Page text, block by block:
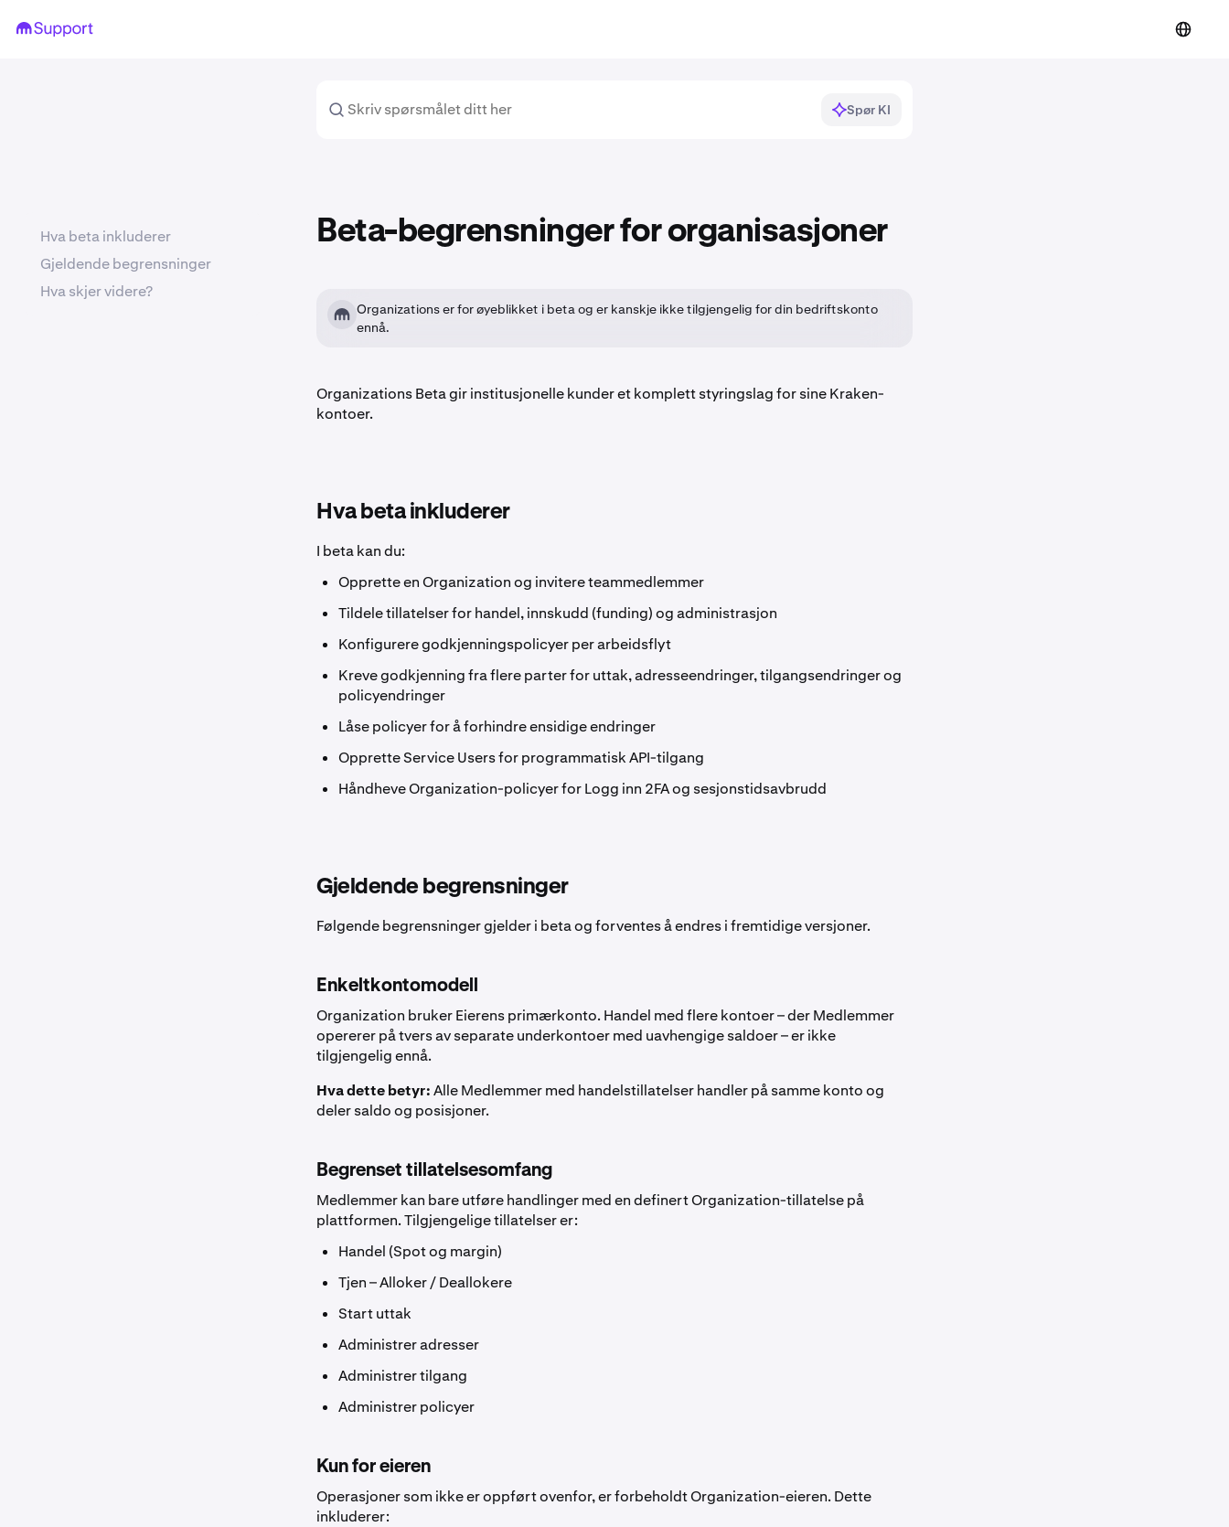
Spør KI
Beta-begrensninger for organisasjoner
Organizations er for øyeblikket i beta og er kanskje ikke tilgjengelig for din bedriftskonto
ennå.
Organizations Beta gir institusjonelle kunder et komplett styringslag for sine Kraken-
kontoer.
Hva beta inkluderer
I beta kan du:
Opprette en Organization og invitere teammedlemmer
Tildele tillatelser for handel, innskudd (funding) og administrasjon
Konfigurere godkjenningspolicyer per arbeidsflyt
Kreve godkjenning fra flere parter for uttak, adresseendringer, tilgangsendringer og
policyendringer
Låse policyer for å forhindre ensidige endringer
Opprette Service Users for programmatisk API-tilgang
Håndheve Organization-policyer for Logg inn 2FA og sesjonstidsavbrudd
Gjeldende begrensninger
Følgende begrensninger gjelder i beta og forventes å endres i fremtidige versjoner.
Enkeltkontomodell
Organization bruker Eierens primærkonto. Handel med flere kontoer – der Medlemmer
opererer på tvers av separate underkontoer med uavhengige saldoer – er ikke
tilgjengelig ennå.
Hva dette betyr:Alle Medlemmer med handelstillatelser handler på samme konto og
deler saldo og posisjoner.
Begrenset tillatelsesomfang
Medlemmer kan bare utføre handlinger med en definert Organization-tillatelse på
plattformen. Tilgjengelige tillatelser er:
Handel (Spot og margin)
Tjen – Alloker / Deallokere
Start uttak
Administrer adresser
Administrer tilgang
Administrer policyer
Kun for eieren
Operasjoner som ikke er oppført ovenfor, er forbeholdt Organization-eieren. Dette
inkluderer:
Hva beta inkluderer
Gjeldende begrensninger
Hva skjer videre?